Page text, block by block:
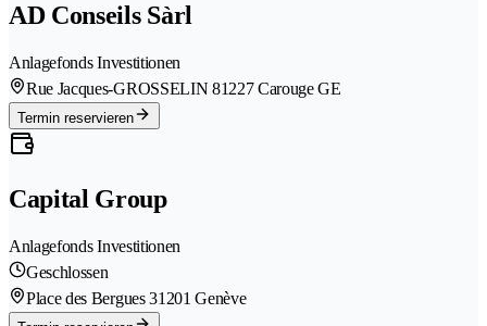
AD Conseils Sàrl
Anlagefonds Investitionen
Rue Jacques-GROSSELIN 81227 Carouge GE
Termin reservieren
Capital Group
Anlagefonds Investitionen
Geschlossen
Place des Bergues 31201 Genève